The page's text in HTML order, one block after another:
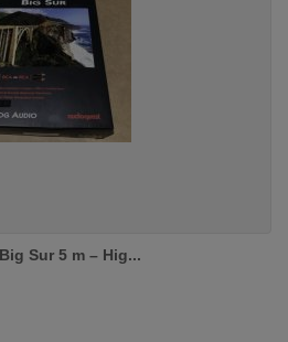
Sur 5 m – Hig...